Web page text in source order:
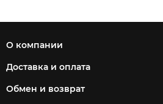
О компании
Доставка и оплата
Обмен и возврат